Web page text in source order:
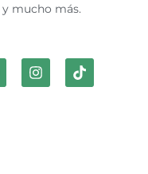
y mucho más.
I
n
s
T
i
k